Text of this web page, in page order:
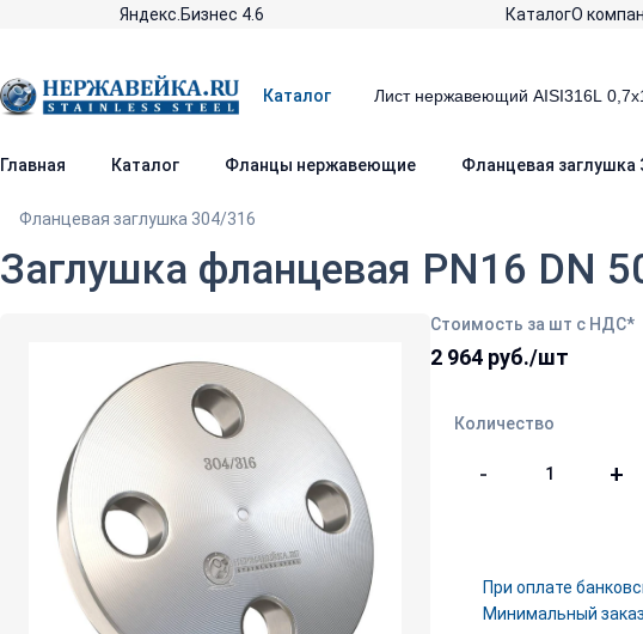
Яндекс.Бизнес 4.6 КаталогО
Каталог
Главная Каталог Фланцы нержавеющие Фланцевая заглушка
Фланцевая заглушка 304/316
Заглушка фланцевая PN16 DN
Стоимость за шт с НДС*
2 964 руб./шт
Количество
- +
При оплате
Минимальный